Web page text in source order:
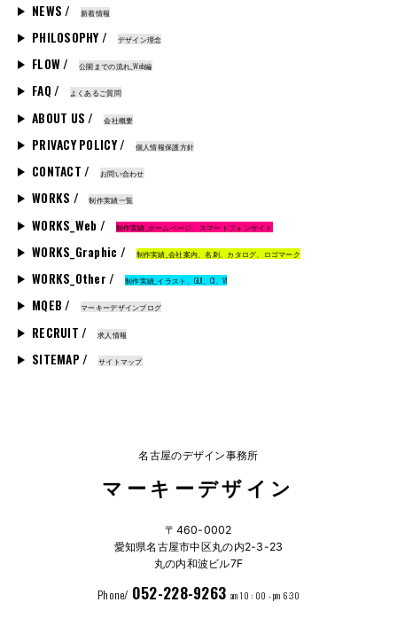
NEWS / 新着情報
PHILOSOPHY / デザイン理念
FLOW / 公開までの流れ_Web編
FAQ / よくあるご質問
ABOUT US / 会社概要
PRIVACY POLICY / 個人情報保護方針
CONTACT / お問い合わせ
WORKS / 制作実績一覧
WORKS_Web / 制作実績_ホームページ、スマートフォンサイト
WORKS_Graphic / 制作実績_会社案内、名刺、カタログ、ロゴマーク
WORKS_Other / 制作実績_イラスト、GUI、CI、VI
MQEB / マーキーデザインブログ
RECRUIT / 求人情報
SITEMAP / サイトマップ
名古屋のデザイン事務所
マーキーデザイン
〒460-0002
愛知県名古屋市中区丸の内2-3-23
丸の内和波ビル7F
Phone/ 052-228-9263 am 10 : 00 - pm 6:30